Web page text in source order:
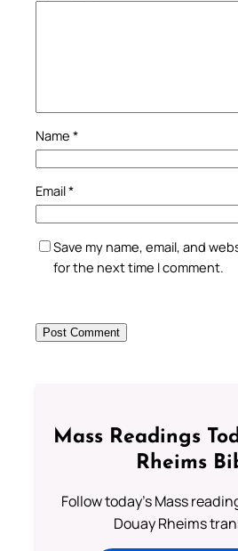
Name *
Email*
Save my name, email, and
for the next time I comment.
Mass Readings
Rheims
Follow today's Mass
Douay Rheims